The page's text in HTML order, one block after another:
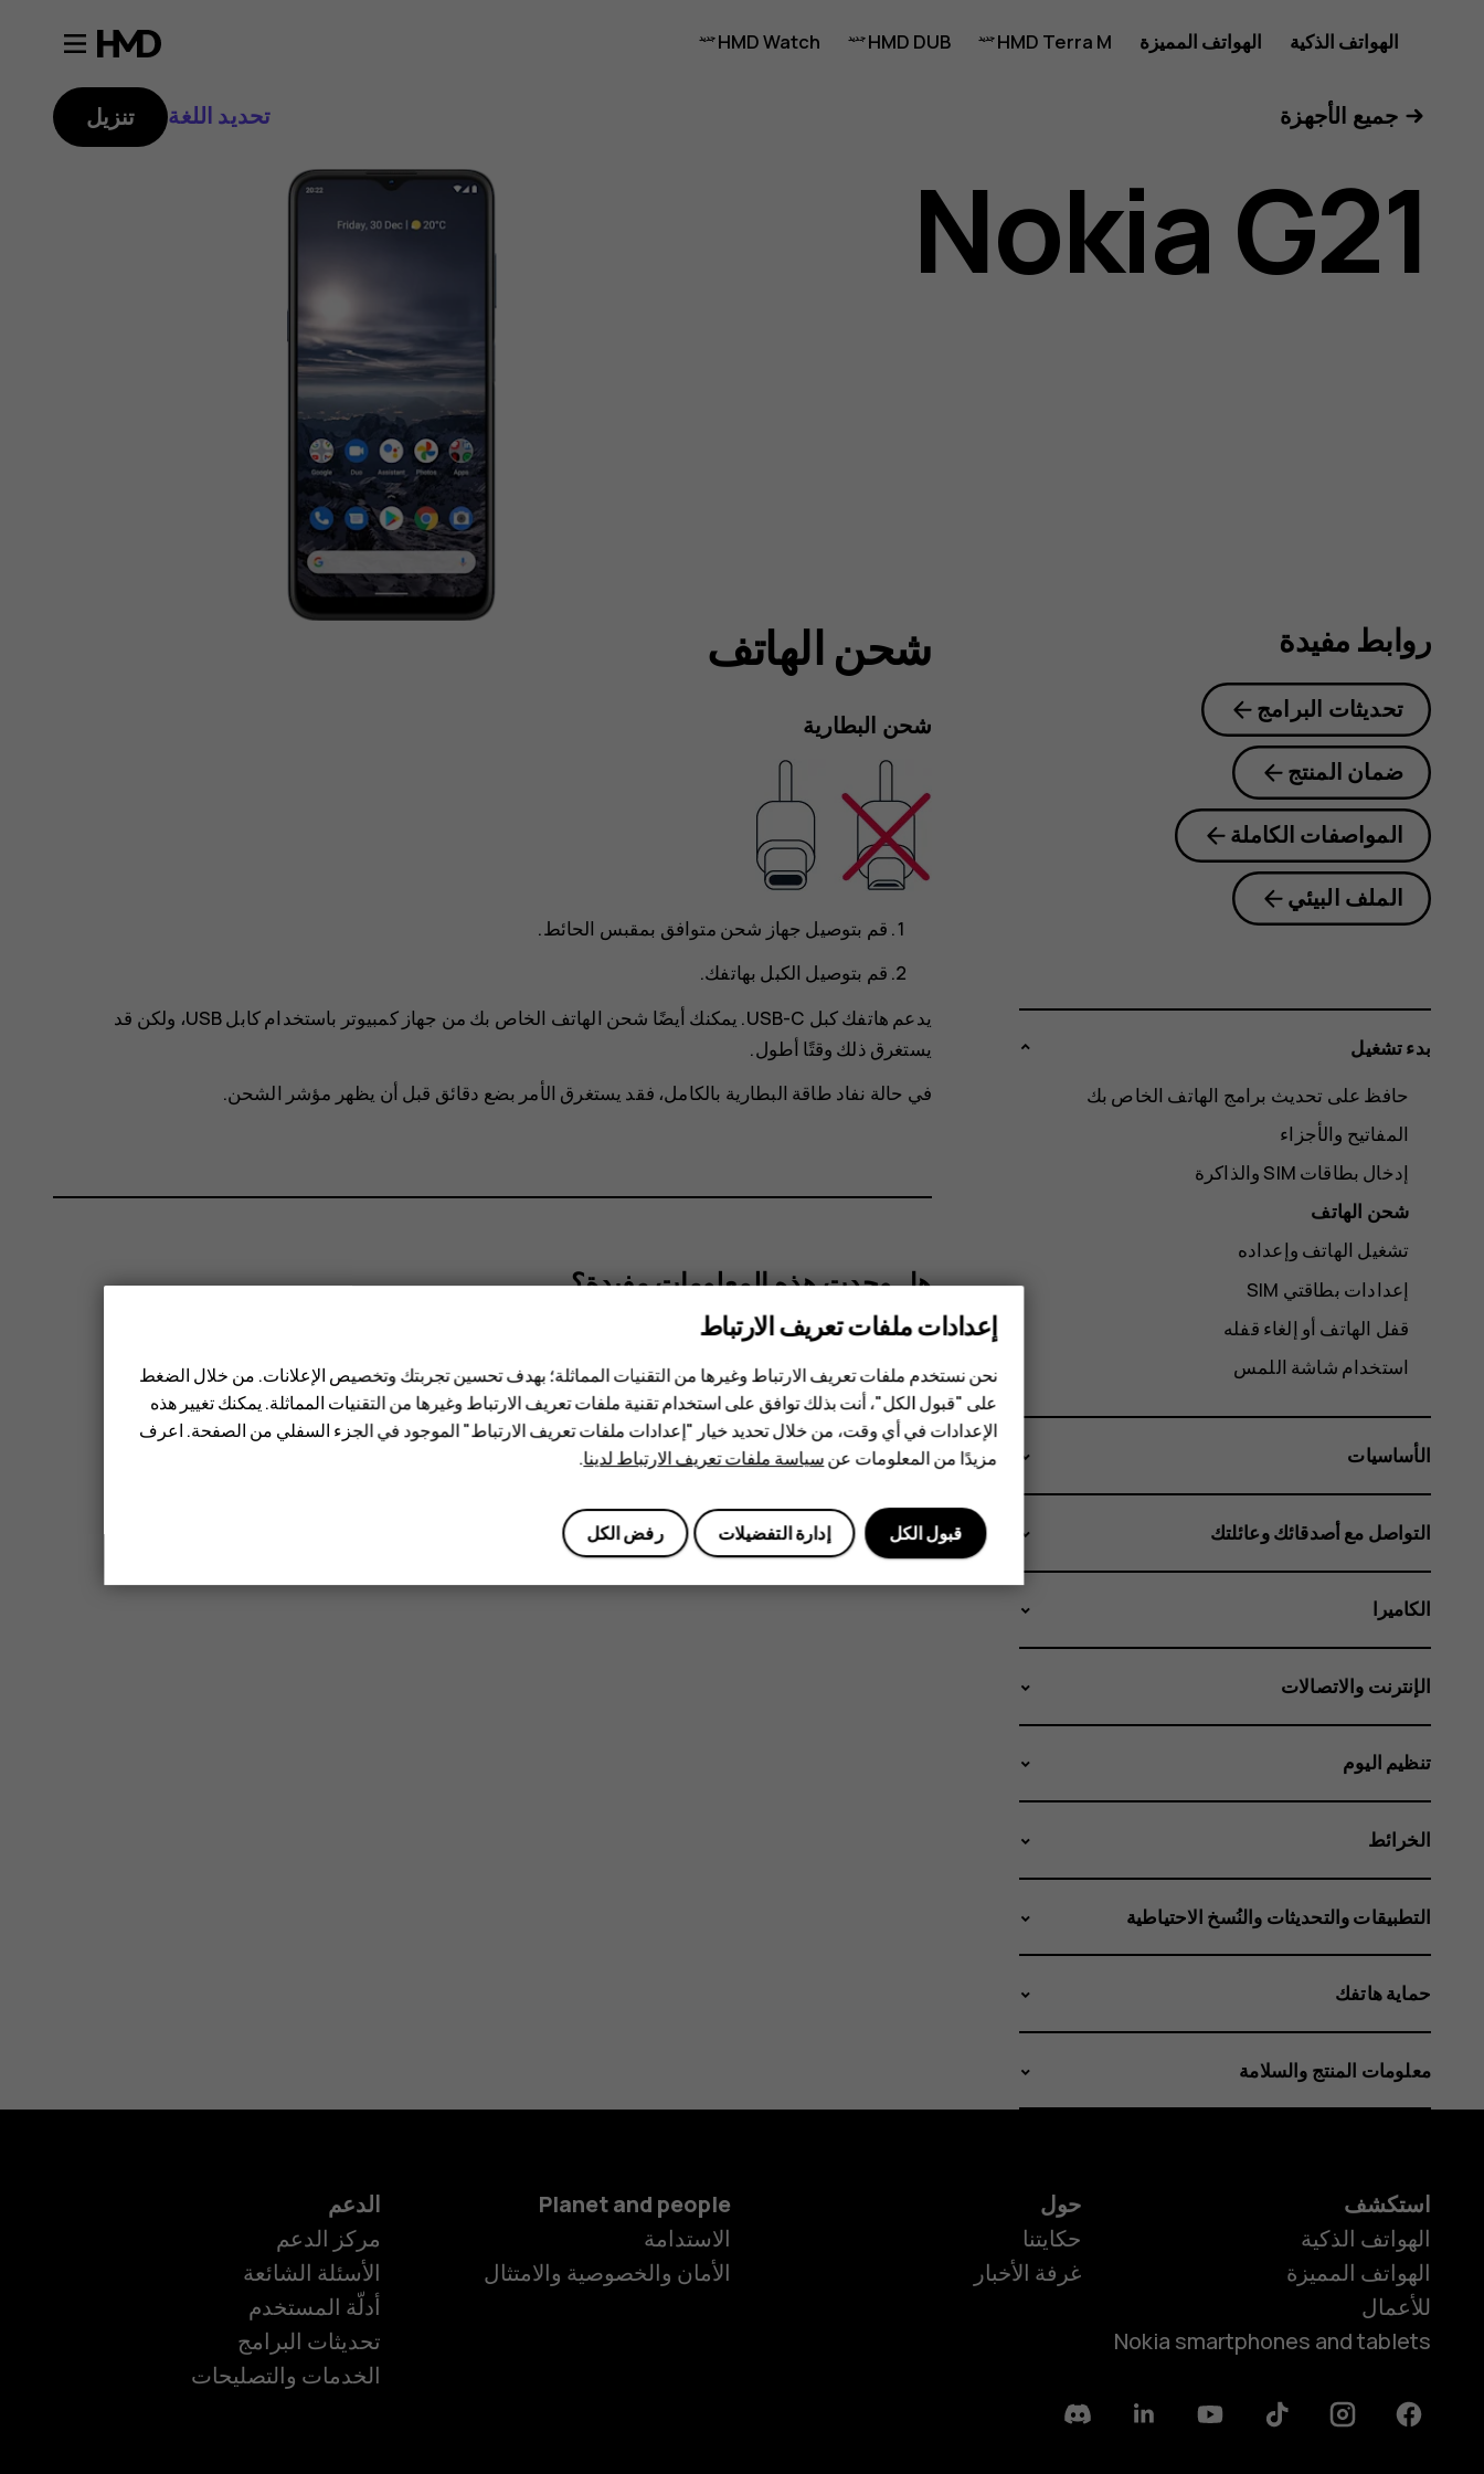
دليل
مستخدم
Nokia
الهواتف الذكية الهواتف المميزة HMD Terra M
HMD DUB
HMD Watch
جميع الأجهزة تحديد اللغة تنزيل
Nokia G21
شحن الهاتف
شحن البطارية
قم بتوصيل جهاز شحن متوافق بمقبس الحائط.
قم بتوصيل الكبل بهاتفك.
يدعم هاتفك كبل USB-C. يمكنك أيضًا شحن الهاتف الخاص بك من جهاز كمبيوتر باستخدام كابل ‪USB‬، ولكن قد
يستغرق ذلك وقتًا أطول.
في حالة نفاد طاقة البطارية بالكامل، فقد يستغرق الأمر بضع دقائق قبل أن يظهر مؤشر الشحن.
هل وجدت هذه المعلومات مفيدة؟
لا
روابط مفيدة
تحديثات البرامج
ضمان المنتج
المواصفات الكاملة
الملف البيئي
بدء تشغيل
حافظ على تحديث برامج الهاتف الخاص بك
المفاتيح والأجزاء
شحن الهاتف
تشغيل الهاتف وإعداده
إعدادات بطاقتي SIM
قفل الهاتف أو إلغاء قفله
استخدام شاشة اللمس
الأساسيات
التواصل مع أصدقائك وعائلتك
الكاميرا
الإنترنت والاتصالات
تنظيم اليوم
الخرائط
التطبيقات والتحديثات والنُسخ الاحتياطية
حماية هاتفك
معلومات المنتج والسلامة
استكشف
الهواتف الذكية
الهواتف المميزة
للأعمال
Nokia smartphones and tablets
حول
حكايتنا
غرفة الأخبار
Planet and people
الاستدامة
الأمان والخصوصية والامتثال
الدعم
مركز الدعم
الأسئلة الشائعة
أدلّة المستخدم
تحديثات البرامج
الخدمات والتصليحات
Facebook
Instagram
Tiktok
Youtube
Linkedin
Discord
إعدادات ملفات تعريف الارتباط
نحن نستخدم ملفات تعريف الارتباط وغيرها من التقنيات المماثلة؛ بهدف تحسين تجربتك وتخصيص الإعلانات. من خلال الضغط
على "قبول الكل"، أنت بذلك توافق على استخدام تقنية ملفات تعريف الارتباط وغيرها من التقنيات المماثلة. يمكنك تغيير هذه
الإعدادات في أي وقت، من خلال تحديد خيار "إعدادات ملفات تعريف الارتباط" الموجود في الجزء السفلي من الصفحة. اعرف
مزيدًا من المعلومات عنسياسة ملفات تعريف الارتباط لدينا.
رفض الكل إدارة التفضيلات قبول الكل